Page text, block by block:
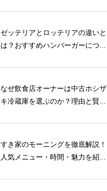
ゼッテリアとロッテリアの違いと
は？おすすめハンバーガーにつ...
なぜ飲食店オーナーは中古ホシザ
キ冷蔵庫を選ぶのか？理由と賢...
すき家のモーニングを徹底解説！
人気メニュー・時間・魅力を紹...